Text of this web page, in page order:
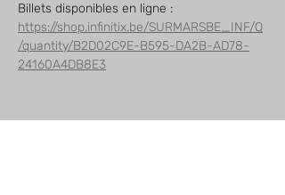
Billets disponibles en ligne :
https://shop.infinitix.be/SURMARSBE_INF/Q
/quantity/B2D02C9E-B595-DA2B-AD78-
24160A4DB8E3